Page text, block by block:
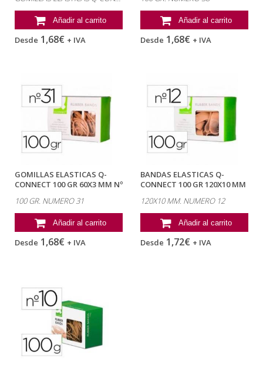
Añadir al carrito
Desde 1,68€ + IVA
Añadir al carrito
Desde 1,68€ + IVA
GOMILLAS ELASTICAS Q-
CONNECT 100 GR 60X3 MM Nº
100 GR. NUMERO 31
Añadir al carrito
Desde 1,68€ + IVA
BANDAS ELASTICAS Q-
CONNECT 100 GR 120X10 MM
120X10 MM. NUMERO 12
Añadir al carrito
Desde 1,72€ + IVA